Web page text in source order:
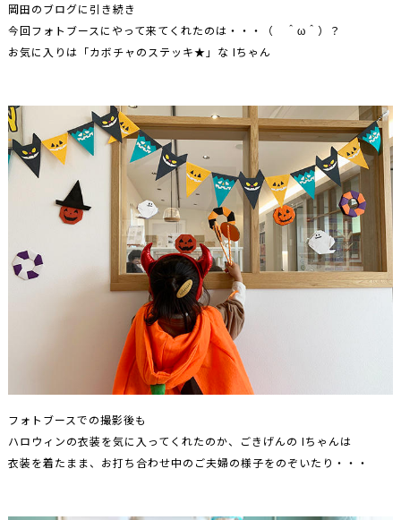
岡田のブログに引き続き
今回フォトブースにやって来てくれたのは・・・（ ＾ω＾）？
お気に入りは「カボチャのステッキ★」な Iちゃん
フォトブースでの撮影後も
ハロウィンの衣装を気に入ってくれたのか、ごきげんの Iちゃんは
衣装を着たまま、お打ち合わせ中のご夫婦の様子をのぞいたり・・・